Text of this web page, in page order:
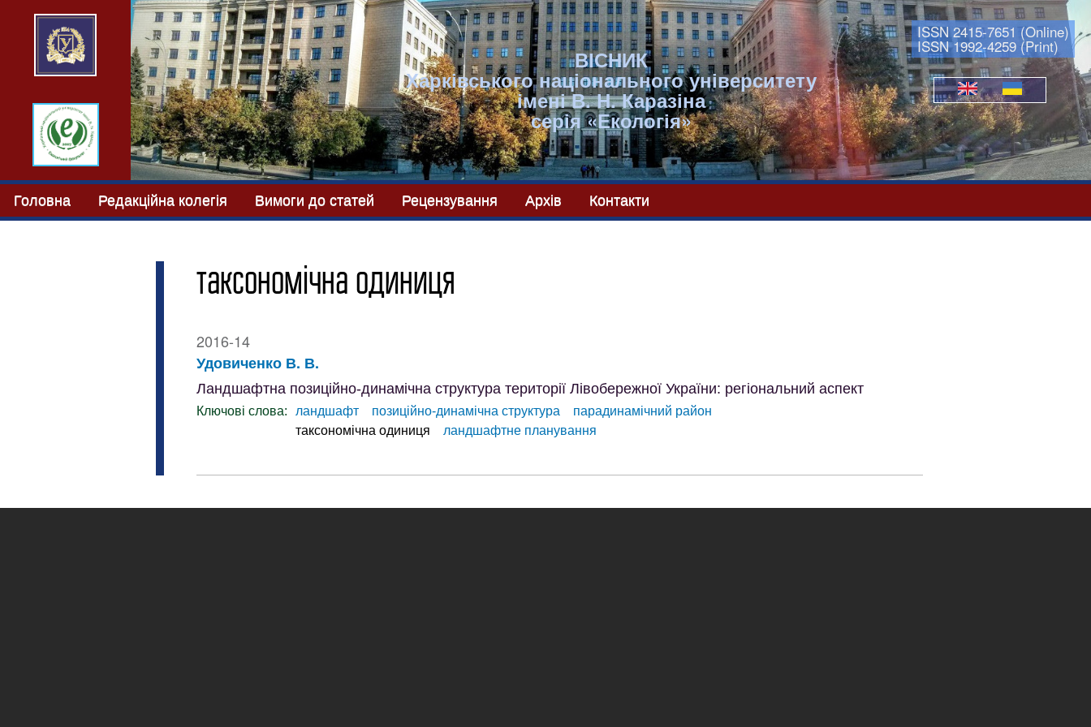
Мови
ВІСНИК
Харківського національного університету
імені В. Н. Каразіна
серія «Екологія»
ISSN 2415-7651 (Online)
ISSN 1992-4259 (Print)
Головна Редакційна колегія Вимоги до статей Рецензування Архів Контакти
таксономічна одиниця
2016-14
Удовиченко В. В.
Ландшафтна позиційно-динамічна структура території Лівобережної України: регіональний аспект
Ключові слова: ландшафт позиційно-динамічна структура
парадинамічний район
таксономічна одиниця
ландшафтне планування